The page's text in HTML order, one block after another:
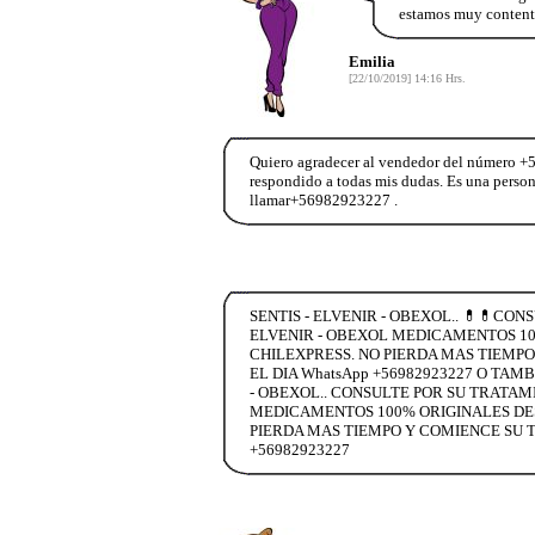
estamos muy
Emilia
[22/10/2019] 14:16 Hrs.
Quiero agradecer al vendedor del número
respondido a todas mis dudas. Es una
llamar+56982923227 .
SENTIS - ELVENIR - OBEXOL..
ELVENIR - OBEXOL MEDICAMENTOS
CHILEXPRESS. NO PIERDA MAS
EL DIA WhatsApp +56982923227 O
- OBEXOL.. CONSULTE POR SU
MEDICAMENTOS 100% ORIGINALES
PIERDA MAS TIEMPO Y COMIENCE SU
+56982923227